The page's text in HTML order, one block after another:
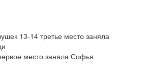
13-14 третье место заняла
место заняла Софья